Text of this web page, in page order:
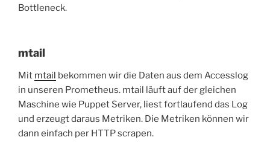
Bottleneck.
mtail
Mit mtail bekommen wir die Daten aus dem Accesslog
in unseren Prometheus. mtail läuft auf der gleichen
Maschine wie Puppet Server, liest fortlaufend das Log
und erzeugt daraus Metriken. Die Metriken können wir
dann einfach per HTTP scrapen.